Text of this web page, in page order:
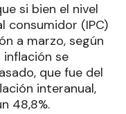
si bien el nivel
consumidor (IPC)
a marzo, según
inflación se
que fue del
interanual,
48,8%.